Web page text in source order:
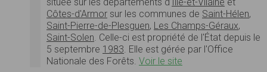
Côtes-d'Armor sur les communes de Saint-Hélen,
Saint-Pierre-de-Plesguen, Les Champs-Géraux,
Saint-Solen . Celle-ci est propriété de l'État depuis le
5 septembre 1983 . Elle est gérée par l'Office
Nationale des Forêts. Voir le site